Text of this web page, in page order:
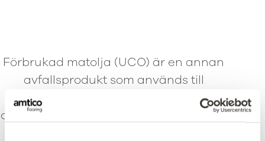
Förbrukad matolja (UCO) är en annan
avfallsprodukt som används till
förnybar etylen. Den innehåller inga
orenheter och fungerar på samma sätt